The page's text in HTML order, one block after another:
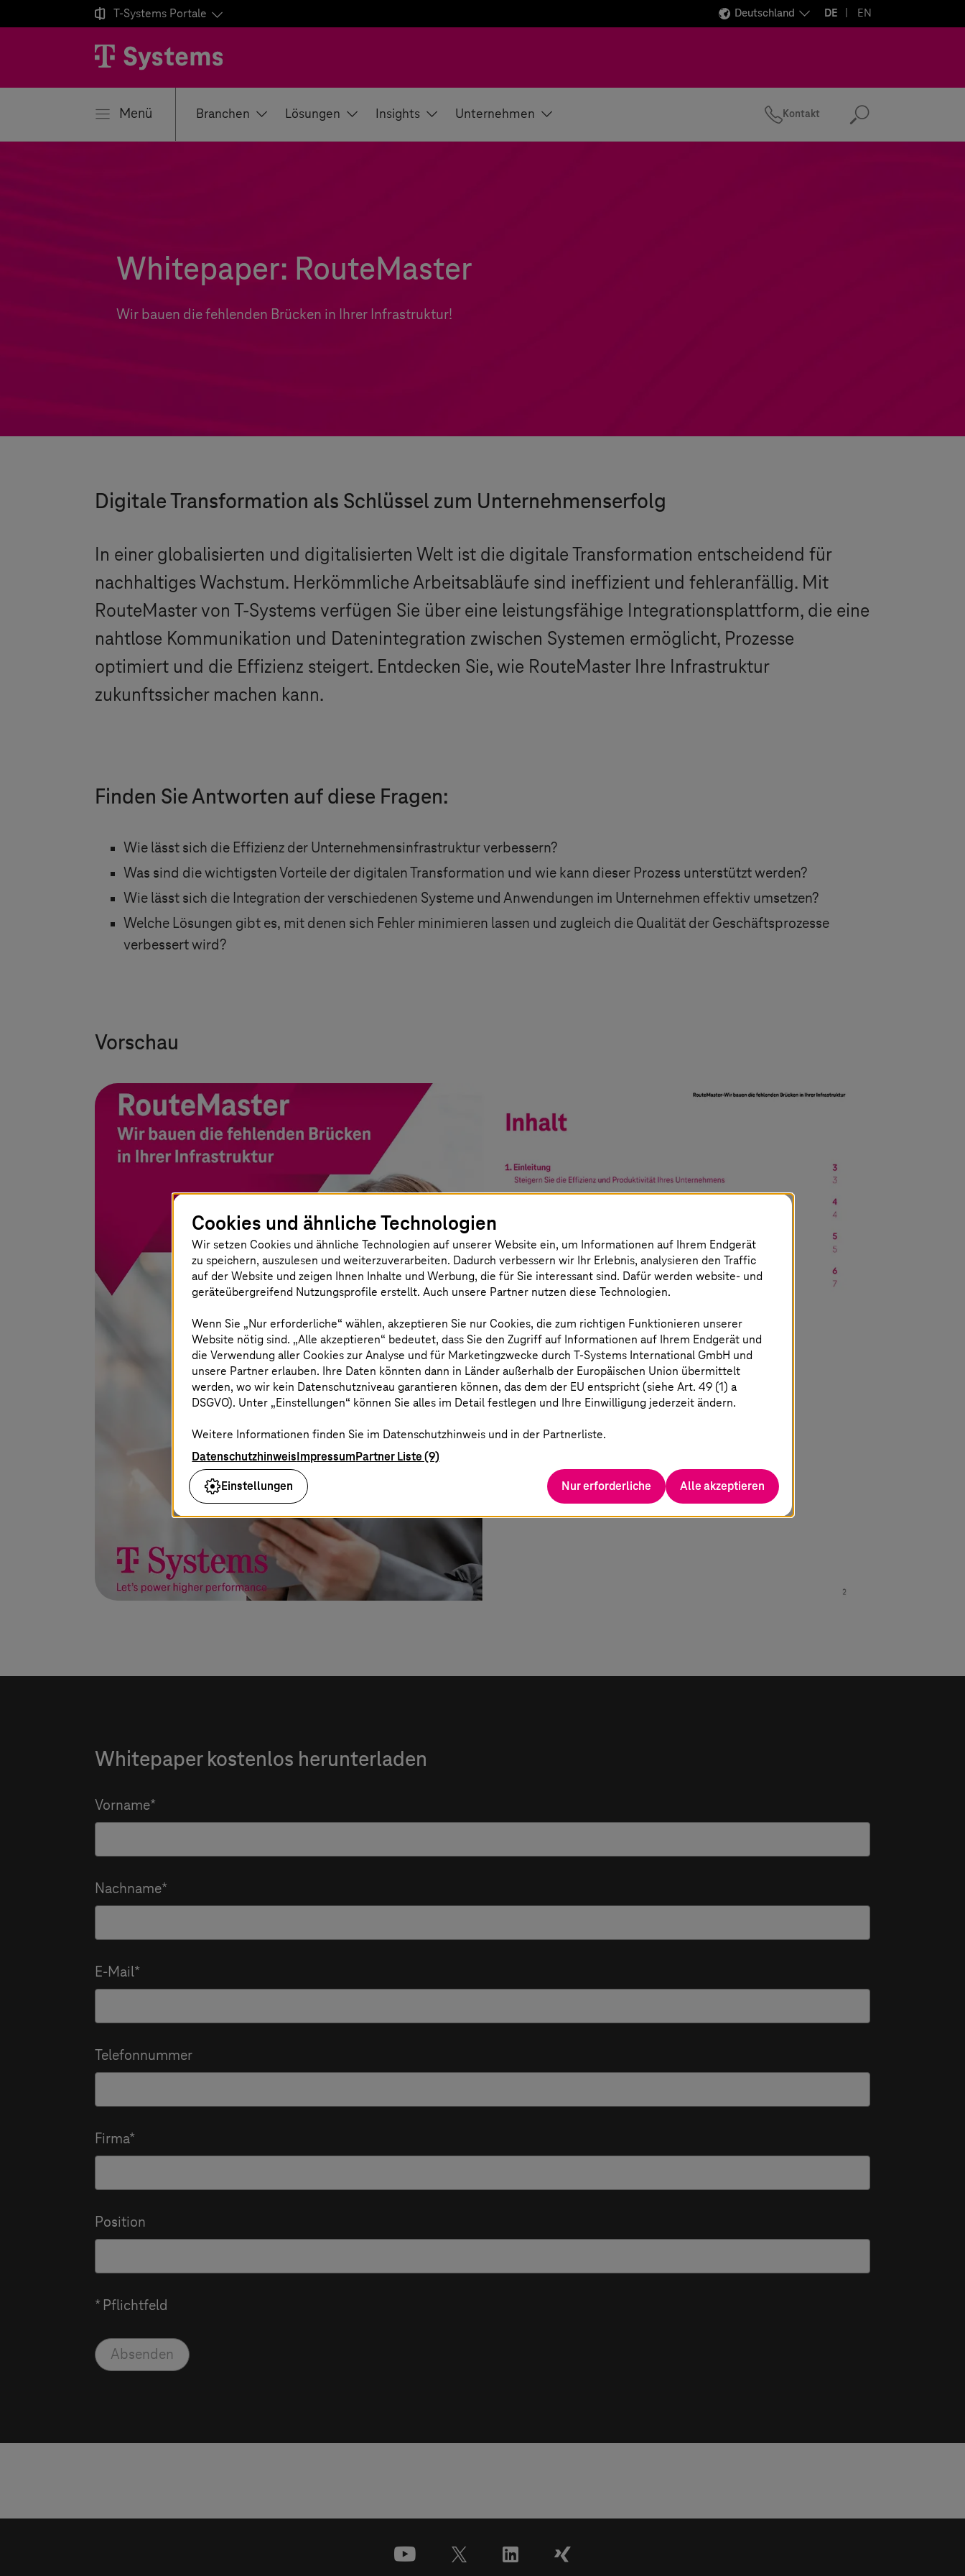
 T-Systems Portale Deutschland DE EN
Menü Branchen Lösungen Insights Unternehmen Kontakt Suchen
Whitepaper: RouteMaster
Wir bauen die fehlenden Brücken in Ihrer Infrastruktur!
Digitale Transformation als Schlüssel zum Unternehmenserfolg
In einer globalisierten und digitalisierten Welt ist die digitale Transformation entscheidend für
nachhaltiges Wachstum. Herkömmliche Arbeitsabläufe sind ineffizient und fehleranfällig. Mit
RouteMaster von T-Systems verfügen Sie über eine leistungsfähige Integrationsplattform, die eine
nahtlose Kommunikation und Datenintegration zwischen Systemen ermöglicht, Prozesse
optimiert und die Effizienz steigert. Entdecken Sie, wie RouteMaster Ihre Infrastruktur
zukunftssicher machen kann.
Finden Sie Antworten auf diese Fragen:
Wie lässt sich die Effizienz der Unternehmensinfrastruktur verbessern?
Was sind die wichtigsten Vorteile der digitalen Transformation und wie kann dieser Prozess unterstützt werden?
Wie lässt sich die Integration der verschiedenen Systeme und Anwendungen im Unternehmen effektiv umsetzen?
Welche Lösungen gibt es, mit denen sich Fehler minimieren lassen und zugleich die Qualität der Geschäftsprozesse
verbessert wird?
Vorschau
Whitepaper kostenlos herunterladen
Vorname
Nachname
E-Mail
Telefonnummer
Firma
Position
* Pflichtfeld
Absenden
youtube linkedin
Cookies und ähnliche Technologien
Wir setzen Cookies und ähnliche Technologien auf unserer Website ein, um Informationen auf Ihrem Endgerät
zu speichern, auszulesen und weiterzuverarbeiten. Dadurch verbessern wir Ihr Erlebnis, analysieren den Traffic
auf der Website und zeigen Ihnen Inhalte und Werbung, die für Sie interessant sind. Dafür werden website- und
geräteübergreifend Nutzungsprofile erstellt. Auch unsere Partner nutzen diese Technologien.
Wenn Sie „Nur erforderliche“ wählen, akzeptieren Sie nur Cookies, die zum richtigen Funktionieren unserer
Website nötig sind. „Alle akzeptieren“ bedeutet, dass Sie den Zugriff auf Informationen auf Ihrem Endgerät und
die Verwendung aller Cookies zur Analyse und für Marketingzwecke durchT-Systems International GmbH und
unsere Partner erlauben. Ihre Daten könnten dann in Länder außerhalb der Europäischen Union übermittelt
werden, wo wir kein Datenschutzniveau garantieren können, das dem der EU entspricht (siehe Art. 49 (1) a
DSGVO). Unter „Einstellungen“ können Sie alles im Detail festlegen und Ihre Einwilligung jederzeit ändern.
Weitere Informationen finden Sie im Datenschutzhinweis und in der Partnerliste.
DatenschutzhinweisImpressumPartner Liste (9)
Einstellungen
Nur erforderliche Alle akzeptieren